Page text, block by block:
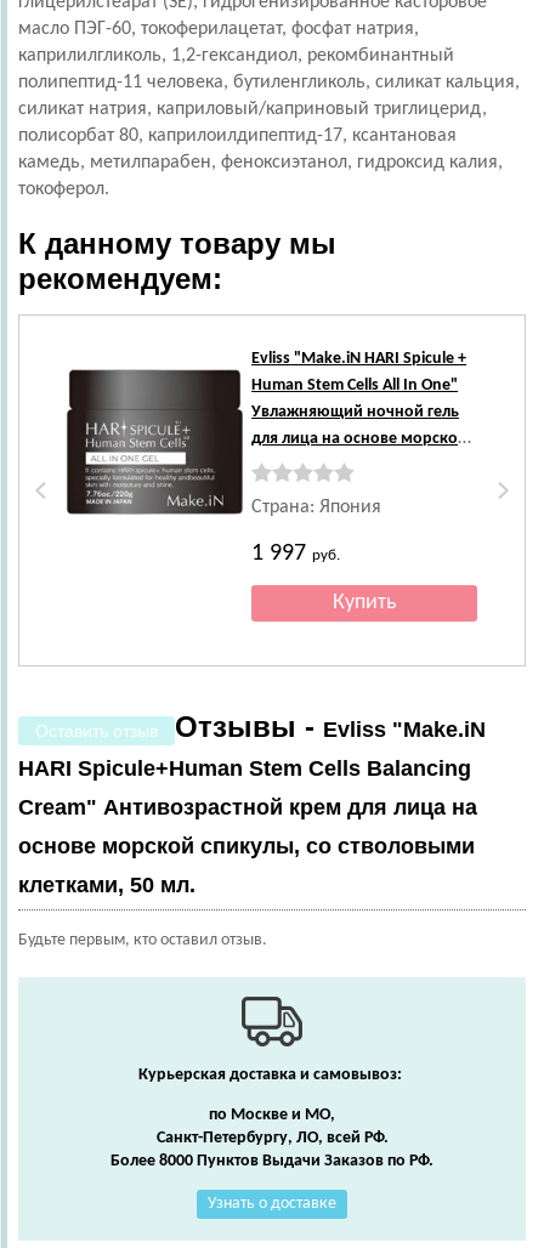
масло ПЭГ-60, токоферилацетат, фосфат натрия,
каприлилгликоль, 1,2-гександиол, рекомбинантный
полипептид-11 человека, бутиленгликоль, силикат кальция,
силикат натрия, каприловый/каприновый триглицерид,
полисорбат 80, каприлоилдипептид-17, ксантановая
камедь, метилпарабен, феноксиэтанол, гидроксид калия,
токоферол.
К данному товару мы
рекомендуем:
Evliss "Make.iN HARI Spicule +
Human Stem Cells All In One"
Увлажняющий ночной гель
для лица на основе морской
спикулы и стволовых клеток,
Страна: Япония
1 997руб.
Оставить отзыв Отзывы - Evliss "Make.iN
HARI Spicule+Human Stem Cells Balancing
Cream" Антивозрастной крем для лица на
основе морской спикулы, со стволовыми
клетками, 50 мл.
Будьте первым, кто оставил отзыв.
Курьерская доставка и самовывоз:
по Москве и МО,
Санкт-Петербургу, ЛО, всей РФ.
Более 8000 Пунктов Выдачи Заказов по РФ.
Узнать о доставке